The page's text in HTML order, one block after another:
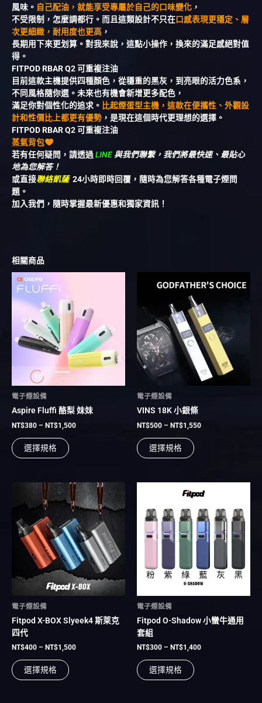
風味。 自己配油，就能享受專屬於自己的口味變化 ，
不受限制，怎麼調都行。而且這類設計不只在口感表現更穩定、層
次更細緻，耐用度也更高 ，
長期用下來更划算。對我來說，這點小操作，換來的滿足感絕對值
得。
FITPOD RBAR Q2 可重複注油
目前這款主機提供四種顏色，從穩重的黑灰，到亮眼的活力色系，
不同風格隨你選。未來也有機會新增更多配色，
滿足你對個性化的追求。 比起煙蛋型主機，這款在便攜性、外觀設
計和性價比上都更有優勢 ，是現在這個時代更理想的選擇。
FITPOD RBAR Q2 可重複注油
蒸氣背包
若有任何疑問，請透過 LINE與我們聯繫，我們將最快速、最貼心
地為您解答！
或直接聯絡凱薩 24小時即時回覆，隨時為您解答各種電子煙問
題。
加入我們，隨時掌握最新優惠和獨家資訊！
相關商品
電子煙設備
Aspire Fluffi 酪梨 妹妹
NT$380 – NT$1,500
NT$380
NT$1,500
選擇規格
品
有
多
種
款
式。
可
在
品
頁
選
項
電子煙設備
VINS 18K 小銀條
NT$500 – NT$1,550
格
圍：
NT$500
到
NT$1,550
選擇規格
產
品
有
多
種
款
式。
可
在
品
頁
選
電子煙設備
Fitpod X-BOX Slyeek4 斯萊克
四代
NT$400 – NT$1,500
價
格
範
圍：
NT$400
到
NT$1,500
選擇規格
此
產
品
有
多
種
款
式。
可
在
品
面
擇
電子煙設備
Fitpod O-Shadow 小蠻牛通用
套組
NT$300 – NT$1,400
格
圍：
NT$300
到
NT$1,400
選擇規格
產
品
有
多
式。
可
在
品
面
擇